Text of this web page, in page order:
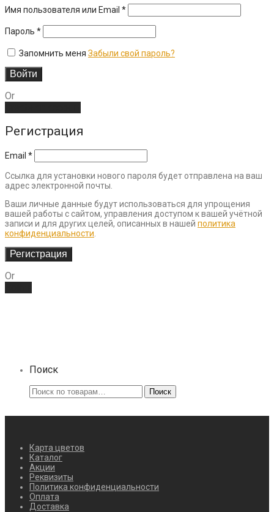
Имя пользователя или Email *Обязательно
Пароль *Обязательно
Запомнить меня Забыли свой пароль?
Войти
Or
Регистрация
Email *
Ссылка для установки нового пароля будет отправлена ​​на ваш
адрес электронной почты.
Ваши личные данные будут использоваться для упрощения
вашей работы с сайтом, управления доступом к вашей учётной
записи и для других целей, описанных в нашей политика
конфиденциальности
Регистрация
Or
Поиск
Искать: Поиск
Карта цветов
Каталог
Акции
Реквизиты
Политика конфиденциальности
Оплата
Доставка